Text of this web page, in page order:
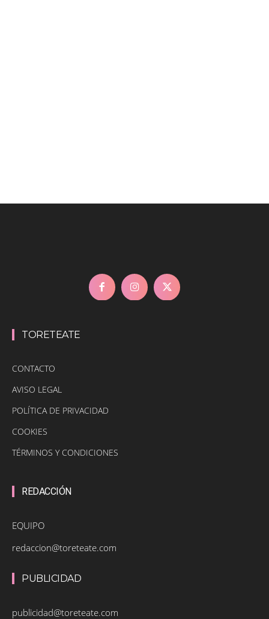
TORETEATE
CONTACTO
AVISO LEGAL
POLÍTICA DE PRIVACIDAD
COOKIES
TÉRMINOS Y CONDICIONES
REDACCIÓN
EQUIPO
redaccion@toreteate.com
PUBLICIDAD
publicidad@toreteate.com